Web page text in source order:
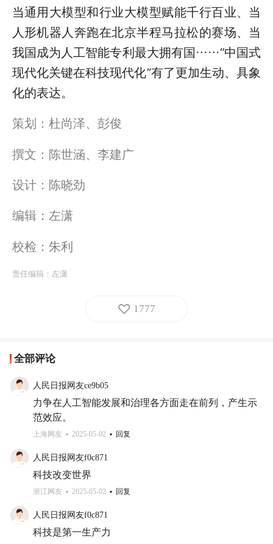
当通用大模型和行业大模型赋能千行百业、当
人形机器人奔跑在北京半程马拉松的赛场、当
我国成为人工智能专利最大拥有国……“中国式
现代化关键在科技现代化”有了更加生动、具象
化的表达。
策划：杜尚泽、彭俊
撰文：陈世涵、李建广
设计：陈晓劲
编辑：左潇
校检：朱利
责任编辑： 左潇
1777
全部评论
人民日报网友ce9b05
力争在人工智能发展和治理各方面走在前列，产生示
范效应。
上海网友 2025-05-02 回复
人民日报网友f0c871
科技改变世界
浙江网友 2025-05-02 回复
人民日报网友f0c871
科技是第一生产力